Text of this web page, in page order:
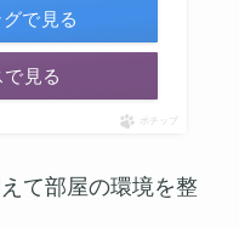
で見る
見る
ポチップ
て部屋の環境を整